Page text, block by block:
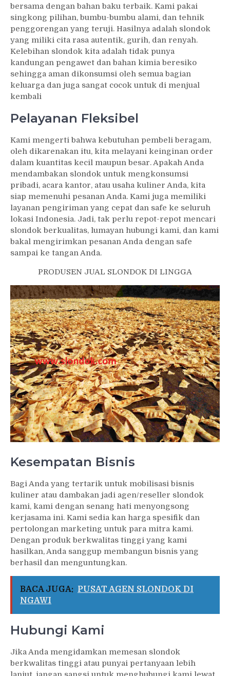
bersama dengan bahan baku terbaik. Kami pakai
singkong pilihan, bumbu-bumbu alami, dan tehnik
penggorengan yang teruji. Hasilnya adalah slondok
yang miliki cita rasa autentik, gurih, dan renyah.
Kelebihan slondok kita adalah tidak punya
kandungan pengawet dan bahan kimia beresiko
sehingga aman dikonsumsi oleh semua bagian
keluarga dan juga sangat cocok untuk di menjual
kembali
Pelayanan Fleksibel
Kami mengerti bahwa kebutuhan pembeli beragam,
oleh dikarenakan itu, kita melayani keinginan order
dalam kuantitas kecil maupun besar. Apakah Anda
mendambakan slondok untuk mengkonsumsi
pribadi, acara kantor, atau usaha kuliner Anda, kita
siap memenuhi pesanan Anda. Kami juga memiliki
layanan pengiriman yang cepat dan safe ke seluruh
lokasi Indonesia. Jadi, tak perlu repot-repot mencari
slondok berkualitas, lumayan hubungi kami, dan kami
bakal mengirimkan pesanan Anda dengan safe
sampai ke tangan Anda.
PRODUSEN JUAL SLONDOK DI LINGGA
Kesempatan Bisnis
Bagi Anda yang tertarik untuk mobilisasi bisnis
kuliner atau dambakan jadi agen/reseller slondok
kami, kami dengan senang hati menyongsong
kerjasama ini. Kami sedia kan harga spesifik dan
pertolongan marketing untuk para mitra kami.
Dengan produk berkwalitas tinggi yang kami
hasilkan, Anda sanggup membangun bisnis yang
berhasil dan menguntungkan.
BACA JUGA: PUSAT AGEN SLONDOK DI
NGAWI
Hubungi Kami
Jika Anda mengidamkan memesan slondok
berkwalitas tinggi atau punyai pertanyaan lebih